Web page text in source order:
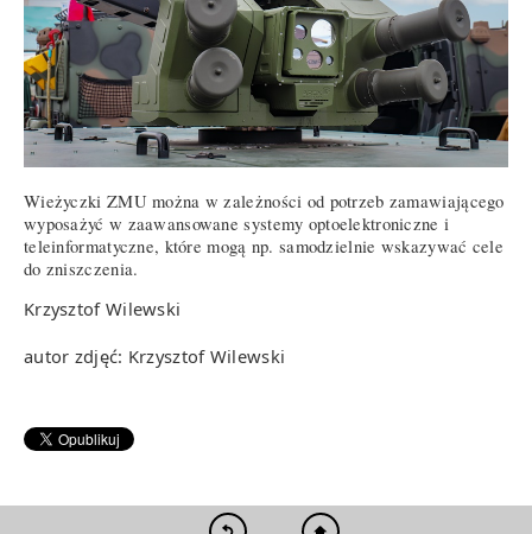
Wieżyczki ZMU można w zależności od potrzeb zamawiającego
wyposażyć w zaawansowane systemy optoelektroniczne i
teleinformatyczne, które mogą np. samodzielnie wskazywać cele
do zniszczenia.
Krzysztof Wilewski
autor zdjęć: Krzysztof Wilewski